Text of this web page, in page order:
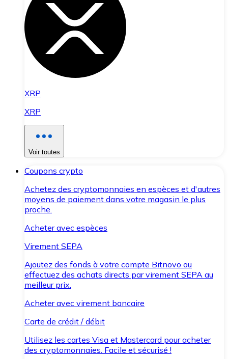
XRP
XRP
Voir toutes
Coupons crypto
Achetez des cryptomonnaies en espèces et d'autres
moyens de paiement dans votre magasin le plus
proche.
Acheter avec espèces
Virement SEPA
Ajoutez des fonds à votre compte Bitnovo ou
effectuez des achats directs par virement SEPA au
meilleur prix.
Acheter avec virement bancaire
Carte de crédit / débit
Utilisez les cartes Visa et Mastercard pour acheter
des cryptomonnaies. Facile et sécurisé !